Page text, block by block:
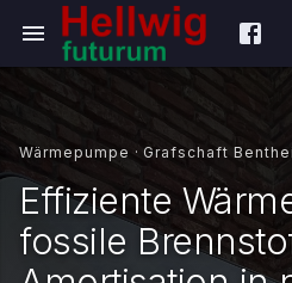
Wärmepumpe · Grafschaft
Effiziente
fossile